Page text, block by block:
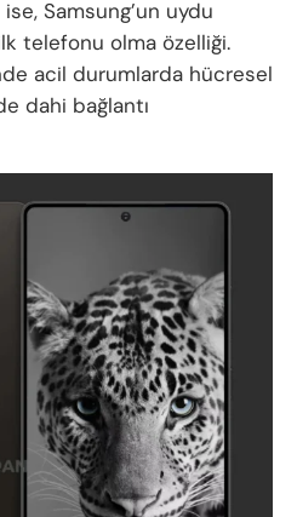
Samsung’un uydu
telefonu olma özelliği.
acil durumlarda hücresel
dahi bağlantı